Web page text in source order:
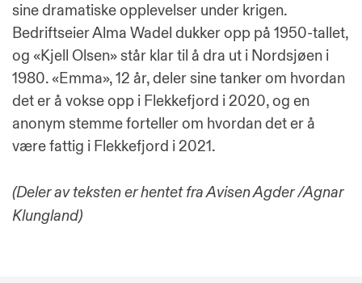
sine dramatiske opplevelser under krigen.
Bedriftseier Alma Wadel dukker opp på 1950-tallet,
og «Kjell Olsen» står klar til å dra ut i Nordsjøen i
1980. «Emma», 12 år, deler sine tanker om hvordan
det er å vokse opp i Flekkefjord i 2020, og en
anonym stemme forteller om hvordan det er å
være fattig i Flekkefjord i 2021.
(Deler av teksten er hentet fra Avisen Agder /Agnar
Klungland)